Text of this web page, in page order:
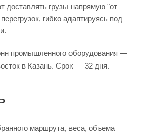
доставлять грузы напрямую "от
гибко адаптируясь под
промышленного оборудования —
в Казань. Срок — 32 дня.
маршрута, веса, объема